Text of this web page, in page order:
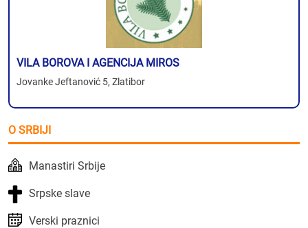
VILA BOROVA I AGENCIJA MIROS
Jovanke Jeftanović 5, Zlatibor
O SRBIJI
Manastiri Srbije
Srpske slave
Verski praznici